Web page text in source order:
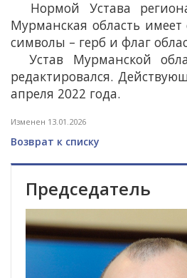
Нормой Устава
Мурманская область
символы – герб и флаг
Устав Мурманской
редактировался.
апреля 2022 года.
Изменен 13.01.2026
Возврат к списку
Председатель